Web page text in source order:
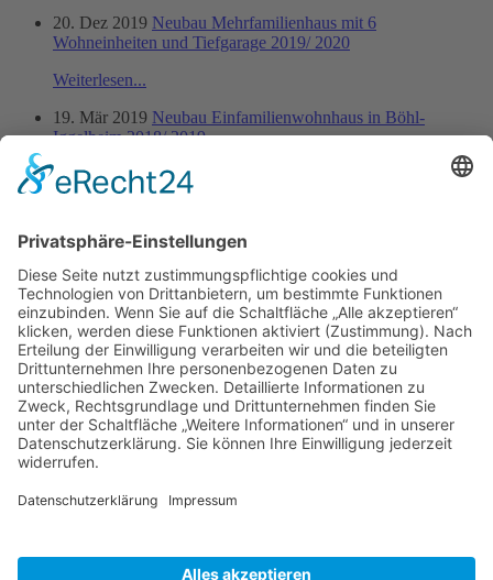
20. Dez 2019 Neubau Mehrfamilienhaus mit 6
Wohneinheiten und Tiefgarage 2019/ 2020
Weiterlesen...
19. Mär 2019 Neubau Einfamilienwohnhaus in Böhl-
Iggelheim 2018/ 2019
Weiterlesen...
Maxdorf 2018/ 2019
Weiterlesen...
19. Mär 2019 Neubau eines Zweifamilienhauses in Maxdorf
2018/ 2019
Weiterlesen...
19. Mär 2019 Raiffeisen-Quartier Maxdorf - Neubau Büro/
Geschäftshaus mit Apotheke im Erdgeschoss 2018/ 2019
Weiterlesen...
20. Sep 2017 Nutzungsänderung alte Bankfiliale und Neubau
Weiterlesen...